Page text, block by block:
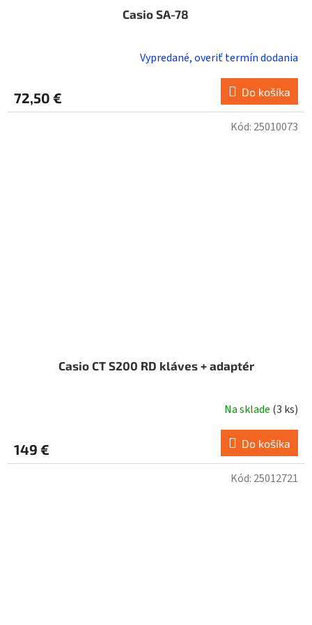
Casio SA-78
Vypredané, overiť termín dodania
72,50 € Do košíka
Casio CT S200 RD kláves + adaptér
Na sklade (3 ks)
149 € Do košíka
Kód: 25010073
Kód: 25012721